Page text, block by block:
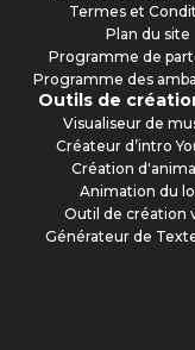
Termes et
Plan du site
Programme de
Programme des
Outils de
Visualiseur de
Créateur d’intro
Création
Animation du
Outil de création
Générateur de